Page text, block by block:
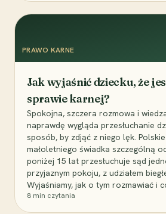
PRAWO KARNE
Jak wyjaśnić dziecku, że
sprawie karnej?
Spokojna, szczera rozmowa i
naprawdę wygląda przesłuchanie
sposób, by zdjąć z niego lęk.
małoletniego świadka szczególną
poniżej 15 lat przesłuchuje sąd
przyjaznym pokoju, z udziałem
Wyjaśniamy, jak o tym rozmawiać i
8 min czytania